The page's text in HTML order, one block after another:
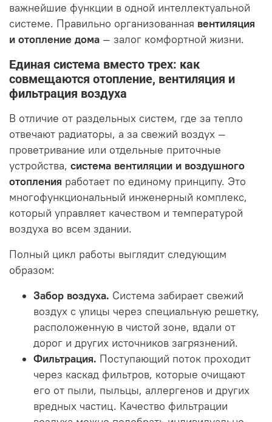
важнейшие функции в одной интеллектуальной
системе. Правильно организованная вентиляция
и отопление дома — залог комфортной жизни.
Единая система вместо трех: как
совмещаются отопление, вентиляция и
фильтрация воздуха
В отличие от раздельных систем, где за тепло
отвечают радиаторы, а за свежий воздух —
проветривание или отдельные приточные
устройства, система вентиляции и воздушного
отопления работает по единому принципу. Это
многофункциональный инженерный комплекс,
который управляет качеством и температурой
воздуха во всем здании.
Полный цикл работы выглядит следующим
образом:
Забор воздуха. Система забирает свежий
воздух с улицы через специальную решетку,
расположенную в чистой зоне, вдали от
дорог и других источников загрязнений.
Фильтрация. Поступающий поток проходит
через каскад фильтров, которые очищают
его от пыли, пыльцы, аллергенов и других
вредных частиц. Качество фильтрации